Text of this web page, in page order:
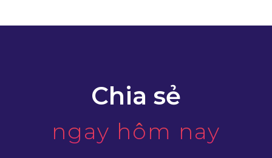
Chia sẻ
ngay hôm nay